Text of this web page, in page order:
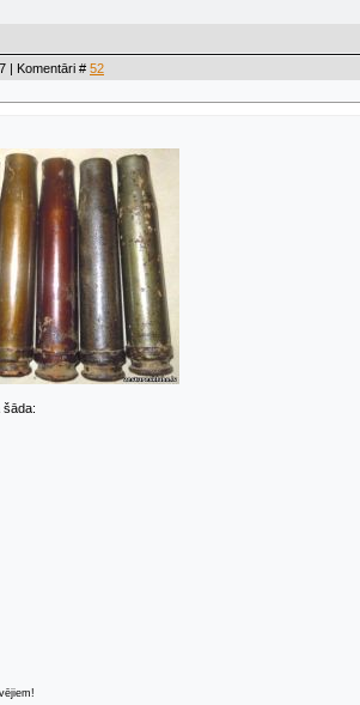
| Komentāri # 52
šāda: